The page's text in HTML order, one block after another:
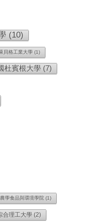
(10)
貝格工業大學 (1)
杜賓根大學 (7)
學食品與環境學院 (1)
合理工大學 (2)